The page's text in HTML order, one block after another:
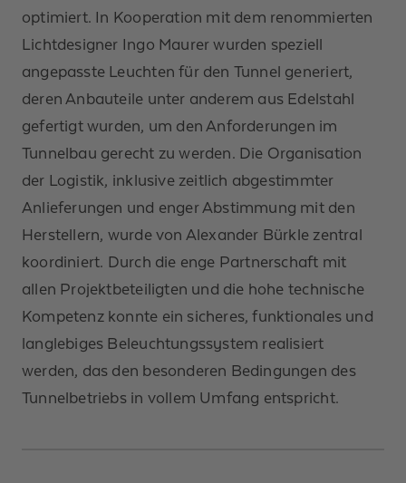
optimiert. In Kooperation mit dem renommierten
Lichtdesigner Ingo Maurer wurden speziell
angepasste Leuchten für den Tunnel generiert,
deren Anbauteile unter anderem aus Edelstahl
gefertigt wurden, um den Anforderungen im
Tunnelbau gerecht zu werden. Die Organisation
der Logistik, inklusive zeitlich abgestimmter
Anlieferungen und enger Abstimmung mit den
Herstellern, wurde von Alexander Bürkle zentral
koordiniert. Durch die enge Partnerschaft mit
allen Projektbeteiligten und die hohe technische
Kompetenz konnte ein sicheres, funktionales und
langlebiges Beleuchtungssystem realisiert
werden, das den besonderen Bedingungen des
Tunnelbetriebs in vollem Umfang entspricht.